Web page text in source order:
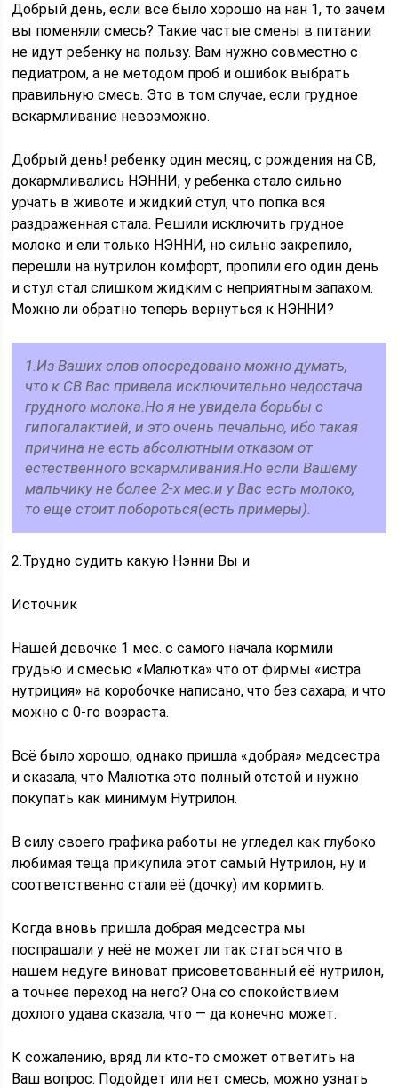
Добрый день, если все было хорошо на нан 1, то зачем
вы поменяли смесь? Такие частые смены в питании
не идут ребенку на пользу. Вам нужно совместно с
педиатром, а не методом проб и ошибок выбрать
правильную смесь. Это в том случае, если грудное
вскармливание невозможно.
Добрый день! ребенку один месяц, с рождения на СВ,
докармливались НЭННИ, у ребенка стало сильно
урчать в животе и жидкий стул, что попка вся
раздраженная стала. Решили исключить грудное
молоко и ели только НЭННИ, но сильно закрепило,
перешли на нутрилон комфорт, пропили его один день
и стул стал слишком жидким с неприятным запахом.
Можно ли обратно теперь вернуться к НЭННИ?
1.Из Ваших слов опосредовано можно думать,
что к СВ Вас привела исключительно недостача
грудного молока.Но я не увидела борьбы с
гипогалактией, и это очень печально, ибо такая
причина не есть абсолютным отказом от
естественного вскармливания.Но если Вашему
мальчику не более 2-х мес.и у Вас есть молоко,
то еще стоит побороться(есть примеры).
2.Трудно судить какую Нэнни Вы и
Источник
Нашей девочке 1 мес. с самого начала кормили
грудью и смесью «Малютка» что от фирмы «истра
нутриция» на коробочке написано, что без сахара, и что
можно с 0-го возраста.
Всё было хорошо, однако пришла «добрая» медсестра
и сказала, что Малютка это полный отстой и нужно
покупать как минимум Нутрилон.
В силу своего графика работы не угледел как глубоко
любимая тёща прикупила этот самый Нутрилон, ну и
соответственно стали её (дочку) им кормить.
Когда вновь пришла добрая медсестра мы
поспрашали у неё не может ли так статься что в
нашем недуге виноват присоветованный её нутрилон,
а точнее переход на него? Она со спокойствием
дохлого удава сказала, что — да конечно может.
К сожалению, вряд ли кто-то сможет ответить на
Ваш вопрос. Подойдет или нет смесь, можно узнать